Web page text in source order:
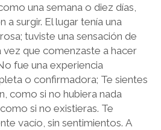
una semana o diez días,
a surgir. El lugar tenía una
tuviste una sensación de
que comenzaste a hacer
fue una experiencia
o confirmadora; Te sientes
como si no hubiera nada
si no existieras. Te
vacío, sin sentimientos. A